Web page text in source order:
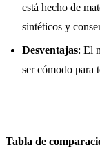
está hecho de
sintéticos y
Desventajas: El
ser cómodo para
Tabla de